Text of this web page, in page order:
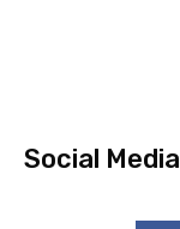
Social Media